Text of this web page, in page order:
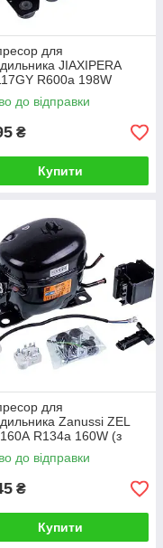
для
JIAXIPERA
R600a 198W
до відправки
₴
Купити
для
Zanussi ZEL
R134a 160W (з
реле ZNB68-
до відправки
₴
Купити